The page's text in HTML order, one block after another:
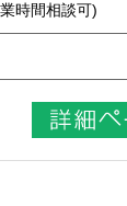
時間相談可)